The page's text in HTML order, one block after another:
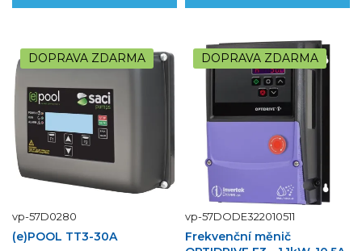
DOPRAVA ZDARMA
vp-57D0280
(e)POOL TT3-30A
DOPRAVA ZDARMA
vp-57DODE322010511
Frekvenční měnič